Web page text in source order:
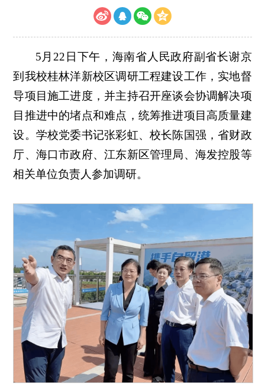
5月22日下午，海南省人民政府副省长谢京
到我校桂林洋新校区调研工程建设工作，实地督
导项目施工进度，并主持召开座谈会协调解决项
目推进中的堵点和难点，统筹推进项目高质量建
设。学校党委书记张彩虹、校长陈国强，省财政
厅、海口市政府、江东新区管理局、海发控股等
相关单位负责人参加调研。